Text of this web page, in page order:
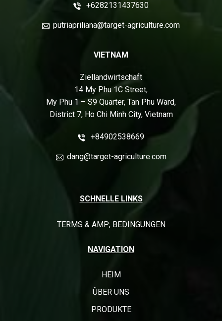
+6282131437630
putriapriliana@target-agriculture.com
VIETNAM
Ziellandwirtschaft
14 My Phu 1C Street,
My Phu 1 – S9 Quarter, Tan Phu Ward,
District 7, Ho Chi Minh City, Vietnam
+84902538669
dang@target-agriculture.com
SCHNELLE LINKS
TERMS & AMP; BEDINGUNGEN
NAVIGATION
HEIM
ÜBER UNS
PRODUKTE